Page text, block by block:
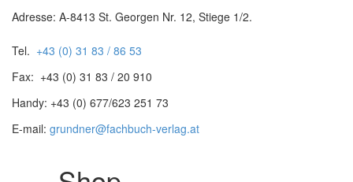
Adresse: A-8413 St. Georgen Nr. 12, Stiege 1/2.
Tel. +43 (0) 31 83 / 86 53
Fax: +43 (0) 31 83 / 20 910
Handy: +43 (0) 677/623 251 73
E-mail: grundner@fachbuch-verlag.at